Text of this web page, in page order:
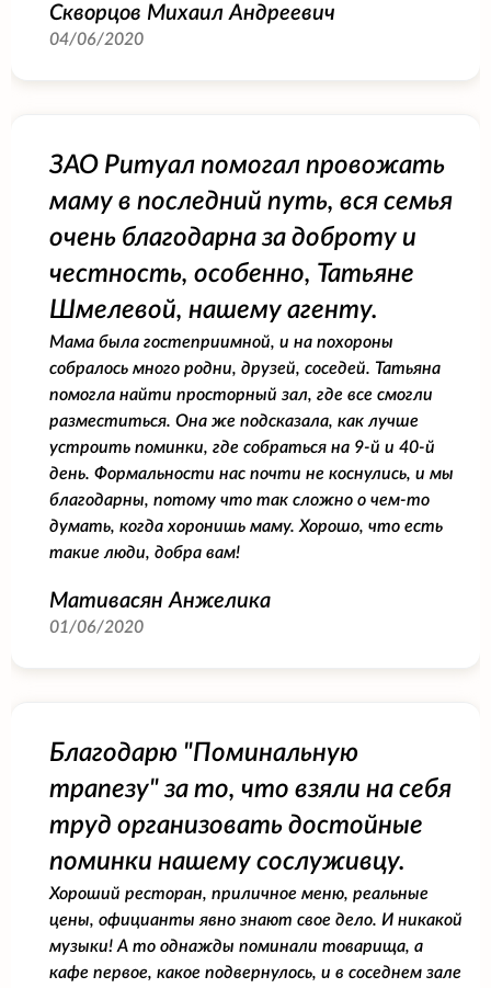
Скворцов Михаил Андреевич
04/06/2020
ЗАО Ритуал помогал провожать
маму в последний путь, вся семья
очень благодарна за доброту и
честность, особенно, Татьяне
Шмелевой, нашему агенту.
Мама была гостеприимной, и на похороны
собралось много родни, друзей, соседей. Татьяна
помогла найти просторный зал, где все смогли
разместиться. Она же подсказала, как лучше
устроить поминки, где собраться на 9-й и 40-й
день. Формальности нас почти не коснулись, и мы
благодарны, потому что так сложно о чем-то
думать, когда хоронишь маму. Хорошо, что есть
такие люди, добра вам!
Мативасян Анжелика
01/06/2020
Благодарю "Поминальную
трапезу" за то, что взяли на себя
труд организовать достойные
поминки нашему сослуживцу.
Хороший ресторан, приличное меню, реальные
цены, официанты явно знают свое дело. И никакой
музыки! А то однажды поминали товарища, а
кафе первое, какое подвернулось, и в соседнем зале